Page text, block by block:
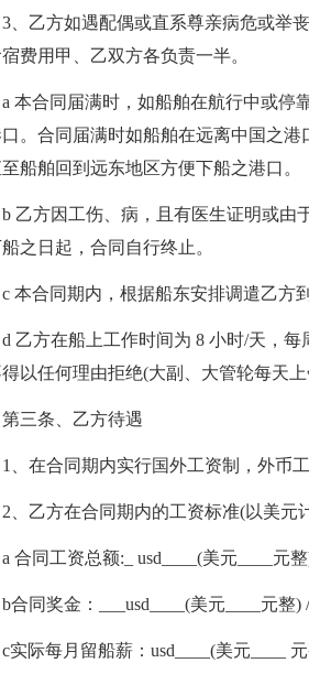
3、乙方如遇配偶或直系尊亲病危或举
费用甲、乙双方各负责一半。
a 本合同届满时，如船舶在航行中或停
。合同届满时如船舶在远离中国之
船舶回到远东地区方便下船之港口。
b 乙方因工伤、病，且有医生证明或由
之日起，合同自行终止。
c 本合同期内，根据船东安排调遣乙方
d 乙方在船上工作时间为 8 小时/天，
以任何理由拒绝(大副、大管轮每天
第三条、乙方待遇
1、在合同期内实行国外工资制，外币
2、乙方在合同期内的工资标准(以美元
a 合同工资总额:_ usd____(美元____元整
b合同奖金：___usd____(美元____元整) /
c实际每月留船薪：usd____(美元____ 元